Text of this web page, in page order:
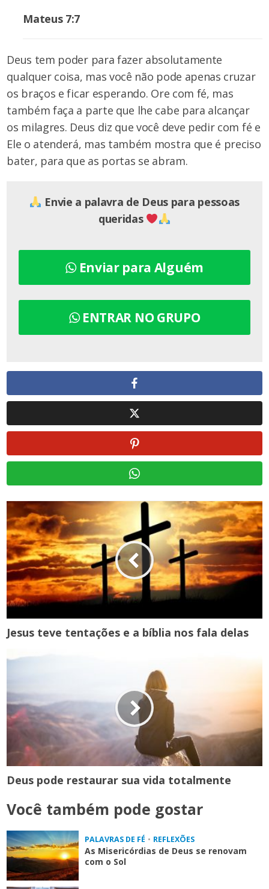
Mateus 7:7
Deus tem poder para fazer absolutamente
qualquer coisa, mas você não pode apenas cruzar
os braços e ficar esperando. Ore com fé, mas
também faça a parte que lhe cabe para alcançar
os milagres. Deus diz que você deve pedir com fé e
Ele o atenderá, mas também mostra que é preciso
bater, para que as portas se abram.
Envie a palavra de Deus para pessoas
queridas
Enviar para Alguém
ENTRAR NO GRUPO
Jesus teve tentações e a bíblia nos fala delas
Deus pode restaurar sua vida totalmente
Você também pode gostar
PALAVRAS DE FÉ • REFLEXÕES
As Misericórdias de Deus se renovam
com o Sol